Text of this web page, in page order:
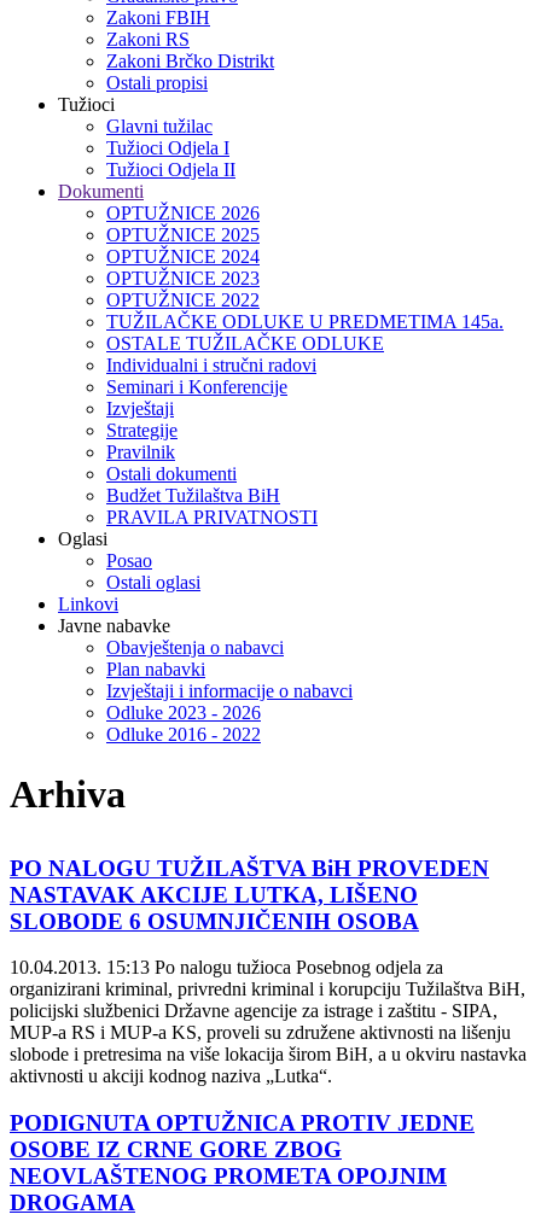
Zakoni FBIH
Zakoni RS
Zakoni Brčko Distrikt
Ostali propisi
Tužioci
Glavni tužilac
Tužioci Odjela I
Tužioci Odjela II
Dokumenti
OPTUŽNICE 2026
OPTUŽNICE 2025
OPTUŽNICE 2024
OPTUŽNICE 2023
OPTUŽNICE 2022
TUŽILAČKE ODLUKE U PREDMETIMA 145a.
OSTALE TUŽILAČKE ODLUKE
Individualni i stručni radovi
Seminari i Konferencije
Izvještaji
Strategije
Pravilnik
Ostali dokumenti
Budžet Tužilaštva BiH
PRAVILA PRIVATNOSTI
Oglasi
Posao
Ostali oglasi
Linkovi
Javne nabavke
Obavještenja o nabavci
Plan nabavki
Izvještaji i informacije o nabavci
Odluke 2023 - 2026
Odluke 2016 - 2022
Arhiva
PO NALOGU TUŽILAŠTVA BiH PROVEDEN
NASTAVAK AKCIJE LUTKA, LIŠENO
SLOBODE 6 OSUMNJIČENIH OSOBA
10.04.2013. 15:13 Po nalogu tužioca Posebnog odjela za
organizirani kriminal, privredni kriminal i korupciju Tužilaštva BiH,
policijski službenici Državne agencije za istrage i zaštitu - SIPA,
MUP-a RS i MUP-a KS, proveli su združene aktivnosti na lišenju
slobode i pretresima na više lokacija širom BiH, a u okviru nastavka
aktivnosti u akciji kodnog naziva „Lutka“.
PODIGNUTA OPTUŽNICA PROTIV JEDNE
OSOBE IZ CRNE GORE ZBOG
NEOVLAŠTENOG PROMETA OPOJNIM
DROGAMA